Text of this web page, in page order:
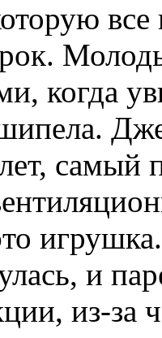
когда
самый
и
из-за